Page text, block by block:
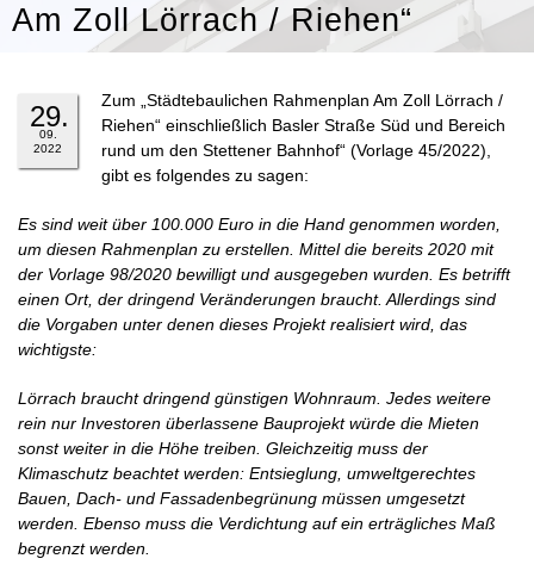
Am Zoll Lörrach / Riehen“
29.
09.
2022
Zum „Städtebaulichen Rahmenplan Am Zoll Lörrach /
Riehen“ einschließlich Basler Straße Süd und Bereich
rund um den Stettener Bahnhof“ (Vorlage 45/2022),
gibt es folgendes zu sagen:
Es sind weit über 100.000 Euro in die Hand genommen worden,
um diesen Rahmenplan zu erstellen. Mittel die bereits 2020 mit
der Vorlage 98/2020 bewilligt und ausgegeben wurden. Es betrifft
einen Ort, der dringend Veränderungen braucht. Allerdings sind
die Vorgaben unter denen dieses Projekt realisiert wird, das
wichtigste:
Lörrach braucht dringend günstigen Wohnraum. Jedes weitere
rein nur Investoren überlassene Bauprojekt würde die Mieten
sonst weiter in die Höhe treiben. Gleichzeitig muss der
Klimaschutz beachtet werden: Entsieglung, umweltgerechtes
Bauen, Dach- und Fassadenbegrünung müssen umgesetzt
werden. Ebenso muss die Verdichtung auf ein erträgliches Maß
begrenzt werden.